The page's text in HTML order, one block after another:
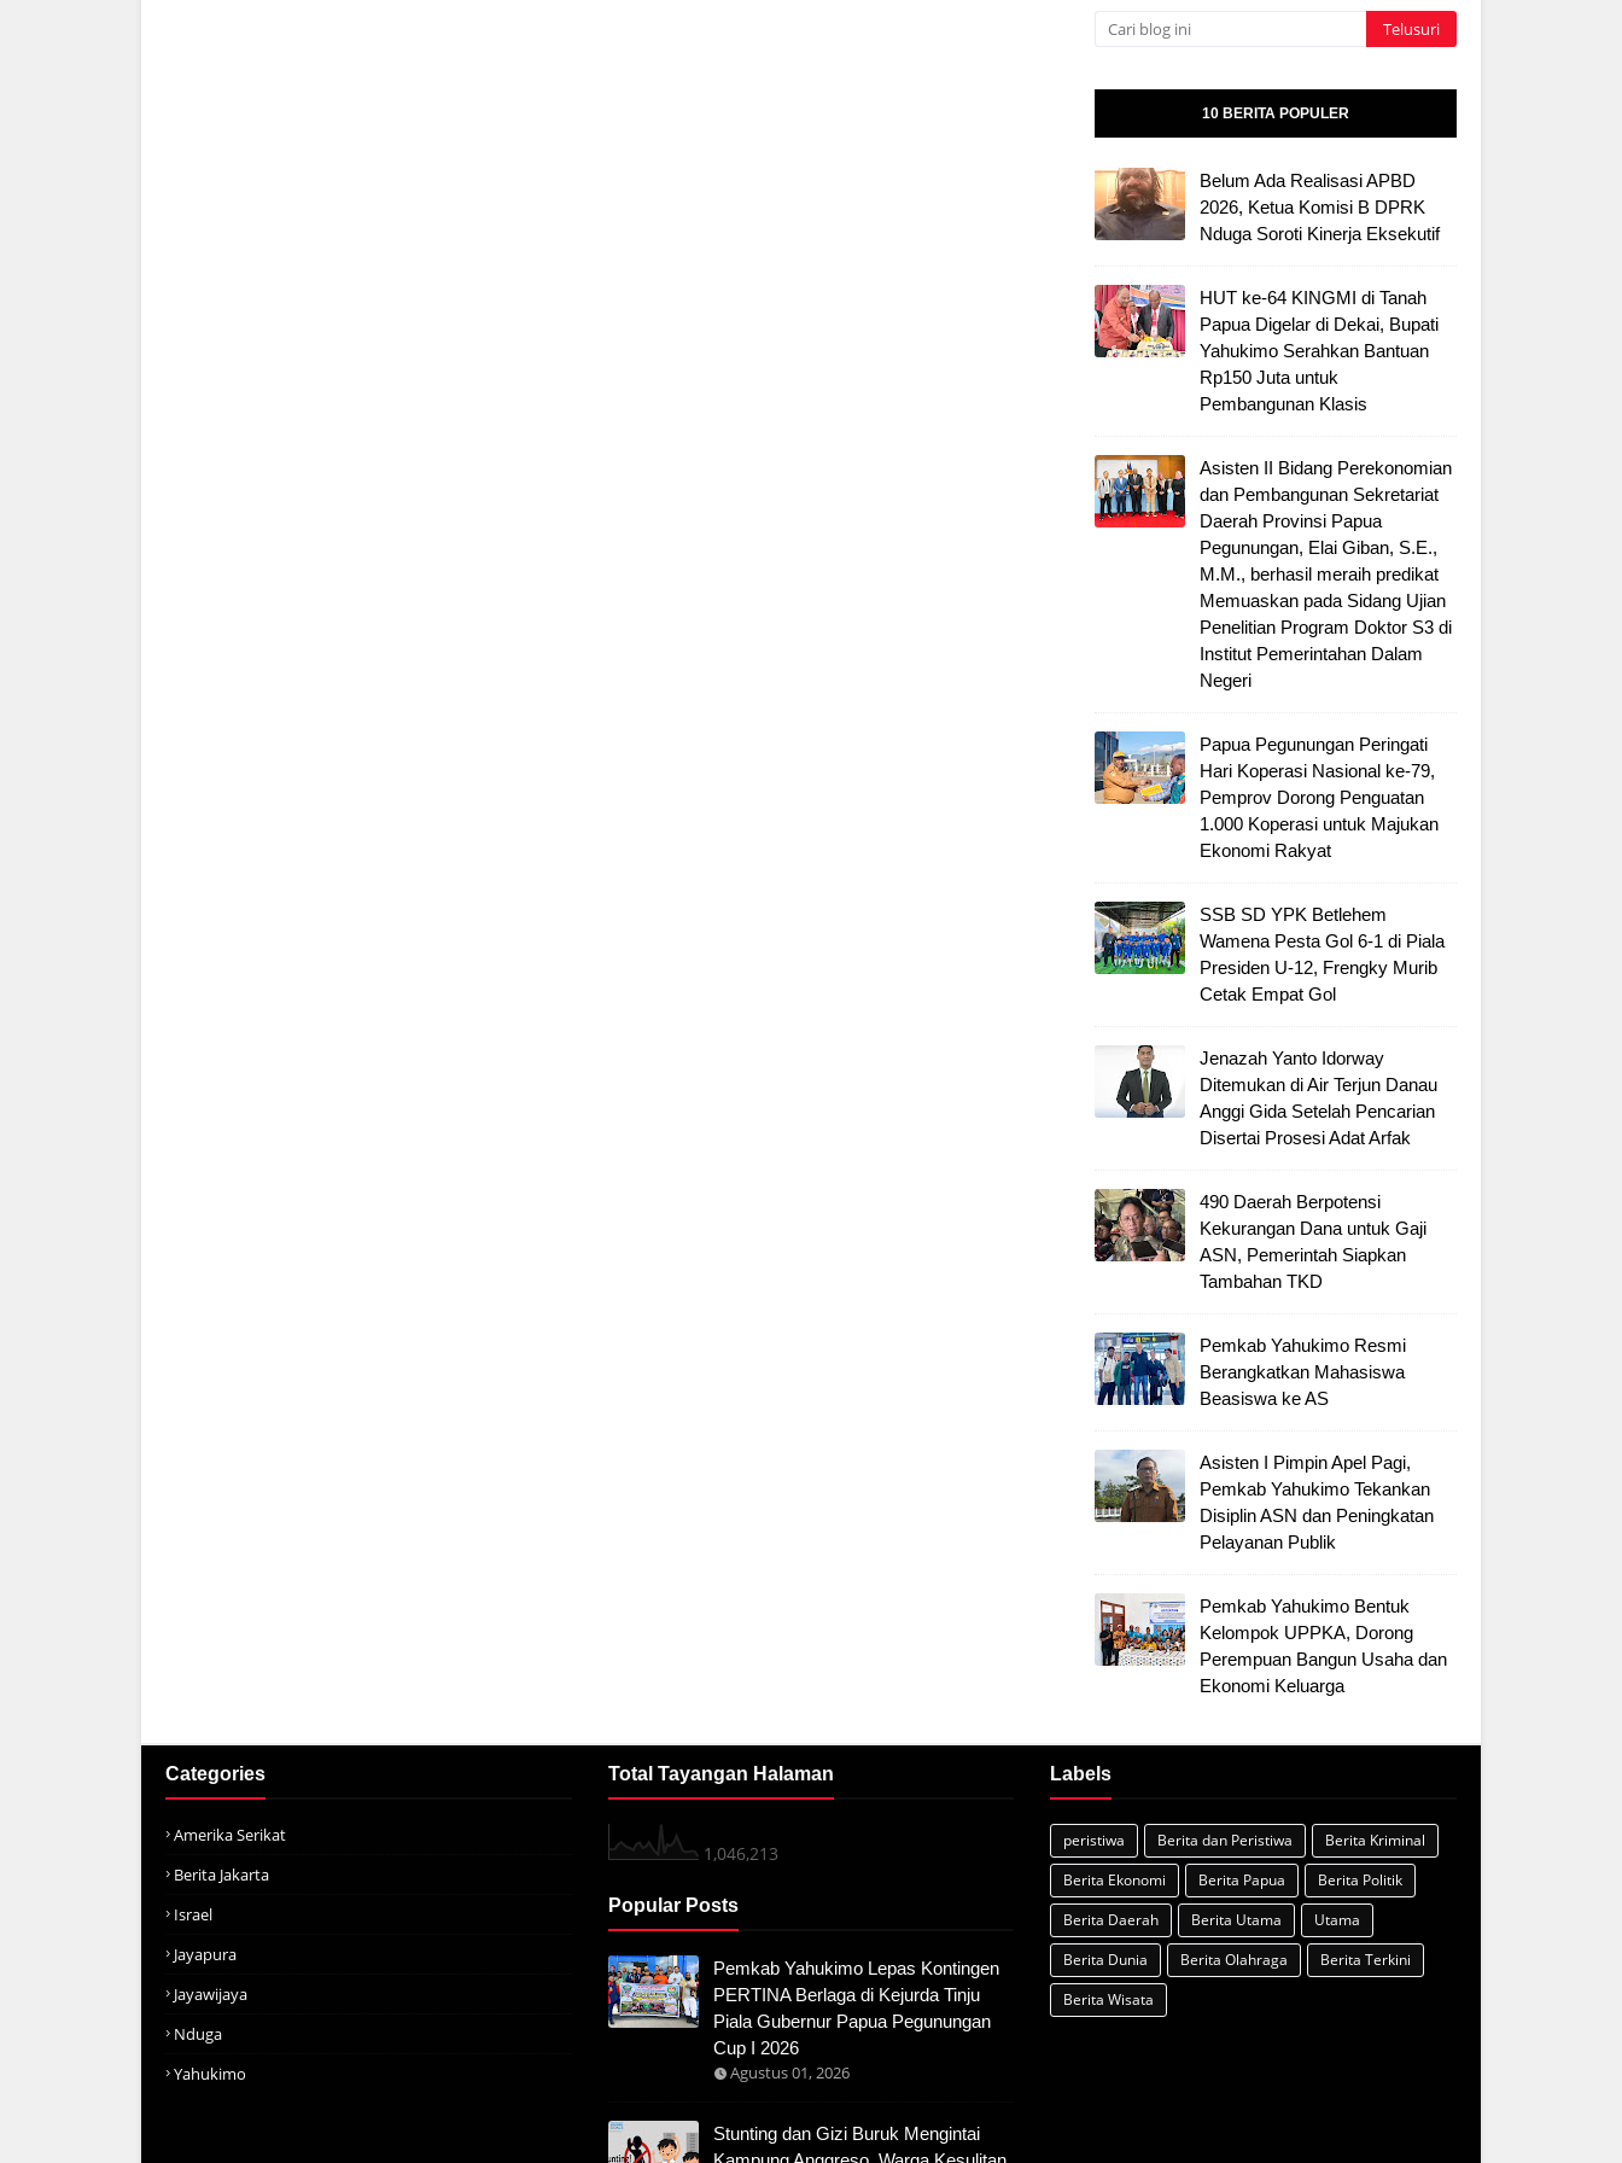
10 BERITA POPULER
Belum Ada Realisasi APBD
2026, Ketua Komisi B DPRK
Nduga Soroti Kinerja Eksekutif
HUT ke-64 KINGMI di Tanah
Papua Digelar di Dekai, Bupati
Yahukimo Serahkan Bantuan
Rp150 Juta untuk
Pembangunan Klasis
Asisten II Bidang Perekonomian
dan Pembangunan Sekretariat
Daerah Provinsi Papua
Pegunungan, Elai Giban, S.E.,
M.M., berhasil meraih predikat
Memuaskan pada Sidang Ujian
Penelitian Program Doktor S3 di
Institut Pemerintahan Dalam
Negeri
Papua Pegunungan Peringati
Hari Koperasi Nasional ke-79,
Pemprov Dorong Penguatan
1.000 Koperasi untuk Majukan
Ekonomi Rakyat
SSB SD YPK Betlehem
Wamena Pesta Gol 6-1 di Piala
Presiden U-12, Frengky Murib
Cetak Empat Gol
Jenazah Yanto Idorway
Ditemukan di Air Terjun Danau
Anggi Gida Setelah Pencarian
Disertai Prosesi Adat Arfak
490 Daerah Berpotensi
Kekurangan Dana untuk Gaji
ASN, Pemerintah Siapkan
Tambahan TKD
Pemkab Yahukimo Resmi
Berangkatkan Mahasiswa
Beasiswa ke AS
Asisten I Pimpin Apel Pagi,
Pemkab Yahukimo Tekankan
Disiplin ASN dan Peningkatan
Pelayanan Publik
Pemkab Yahukimo Bentuk
Kelompok UPPKA, Dorong
Perempuan Bangun Usaha dan
Ekonomi Keluarga
Categories
Amerika Serikat
Berita Jakarta
Israel
Jayapura
Jayawijaya
Nduga
Yahukimo
Total Tayangan Halaman
1,046,213
Popular Posts
Pemkab Yahukimo Lepas Kontingen
PERTINA Berlaga di Kejurda Tinju
Piala Gubernur Papua Pegunungan
Cup I 2026
Agustus 01, 2026
Stunting dan Gizi Buruk Mengintai
Labels
peristiwa Berita dan Peristiwa
Berita Kriminal
Berita Ekonomi
Berita Papua
Berita Politik
Berita Daerah
Berita Utama
Utama
Berita Dunia
Berita Olahraga
Berita Terkini
Berita Wisata